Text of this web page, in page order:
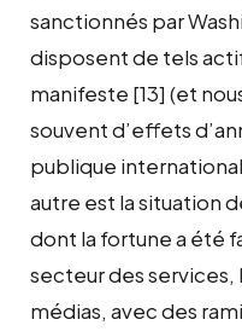
sanctionnés par
disposent de tels
manifeste [13] (et
souvent d’effets
publique
autre est la situation
dont la fortune a été
secteur des services,
médias, avec des